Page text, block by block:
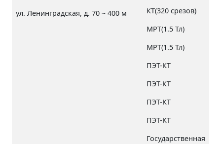
ул. Ленинградская, д. 70 ~ 400 м
КТ(320 срезов)
МРТ(1.5 Тл)
МРТ(1.5 Тл)
ПЭТ-КТ
ПЭТ-КТ
ПЭТ-КТ
ПЭТ-КТ
Государственная